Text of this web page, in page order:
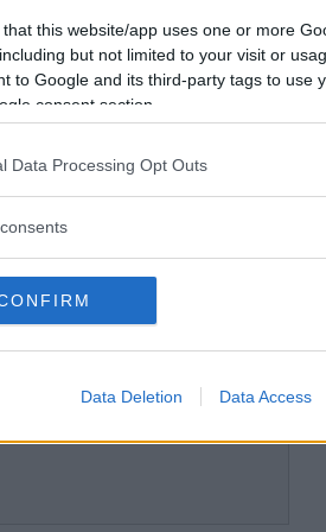
that this website/app uses one or more
but not limited to your visit or
to Google and its third-party tags to use
consent section.
Data Processing Opt Outs
Data Deletion Data Access